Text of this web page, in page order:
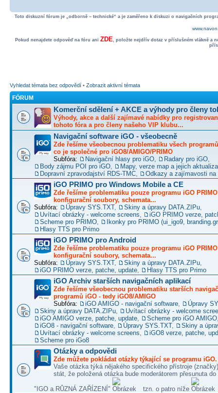
Toto diskuzní fórum je „odborně – technické“ a je zaměřeno k diskuzi o navigačních
Pokud nenajdete odpověď na fóru ani ZDE, položte nejdřív dotaz v příslušném vlákně a
Vyhledat témata bez odpovědí • Zobrazit aktivní témata
FÓRUM
Komerční sdělení + AKCE a výhody pro členy
Výhody, akce a další zajímavé nabídky pro
tohoto fóra a pro členy našeho VIP klubu...
Navigační software iGO - všeobecně
Zde řešíme všeobecnou problematiku všech
co je společné pro iGO8/AMIGO/PRIMO
Subfóra:
Navigační hlasy pro iGO Radary pro iGO
Body zájmu POI pro iGO
Mapy, verze map a jejich
Dopravní zpravodajství RDS-TMC
Odkazy a zajímavosti na
iGO PRIMO pro Windows Mobile a CE
Zde řešíme problematiku pouze programu iGO
konfigurační soubory, schemata...
Subfóra:
Úpravy SYS.TXT, Skiny a úpravy DATA.ZIPu
Uvítací obrázky - welcome screens
iGO PRIMO verze,
Scheme pro PRIMO
Ikonky pro PRIMO (ui_igo9,
Hlasy TTS pro Primo
iGO PRIMO pro Android
Zde řešíme problematiku pouze programu iGO
konfigurační soubory, schemata...
Subfóra:
Úpravy SYS.TXT, Skiny a úpravy DATA.ZIPu
iGO PRIMO verze, patche, update
Hlasy TTS pro Primo
iGO Archiv starších navigačních aplikací
Zde řešíme všeobecnou problematiku starších
programů iGO - tedy iGO8/AMIGO
Subfóra:
iGO AMIGO - navigační software
Úpravy
Skiny a úpravy DATA.ZIPu
Uvítací obrázky - welcome
iGO AMIGO verze, patche, update
Scheme pro iGO AMIGO
iGO8 - navigační software
Úpravy SYS.TXT,
Skiny a
Uvítací obrázky - welcome screens
iGO8 verze, patche,
Scheme pro iGo8
Otázky a odpovědi
Zde můžete pokládat otázky týkající se programu iGO.
Vaše otázka týká nějakého specifického přístroje
stát, že položená otázka bude moderátorem přesunuta do
"IGO a RŮZNÁ ZAŘÍZENÍ" tzn. o patro níže